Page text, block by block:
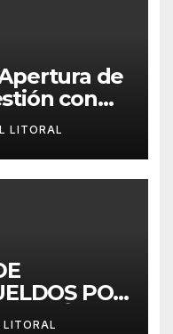
de
con
de obras
LITORAL
POR
Y
LITORAL